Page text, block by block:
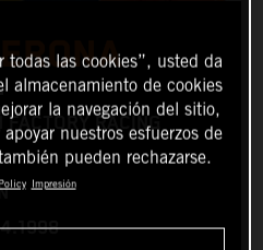
RACING
las cookies”, usted da
almacenamiento de cookies
la navegación del sitio,
nuestros esfuerzos de
pueden rechazarse.
Impresión